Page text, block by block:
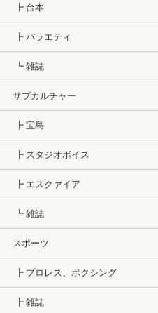
┣ 台本
┣ バラエティ
┗ 雑誌
サブカルチャー
┣ 宝島
┣ スタジオボイス
┣ エスクァイア
┗ 雑誌
スポーツ
┣ プロレス、ボクシング
┣ 雑誌